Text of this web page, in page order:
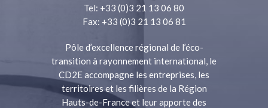
Tel: +33 (0)3 21 13 06 80
Fax: +33 (0)3 21 13 06 81
Pôle d’excellence régional de l’éco-
transition à rayonnement international, le
CD2E accompagne les entreprises, les
territoires et les filières de la Région
Hauts-de-France et leur apporte des